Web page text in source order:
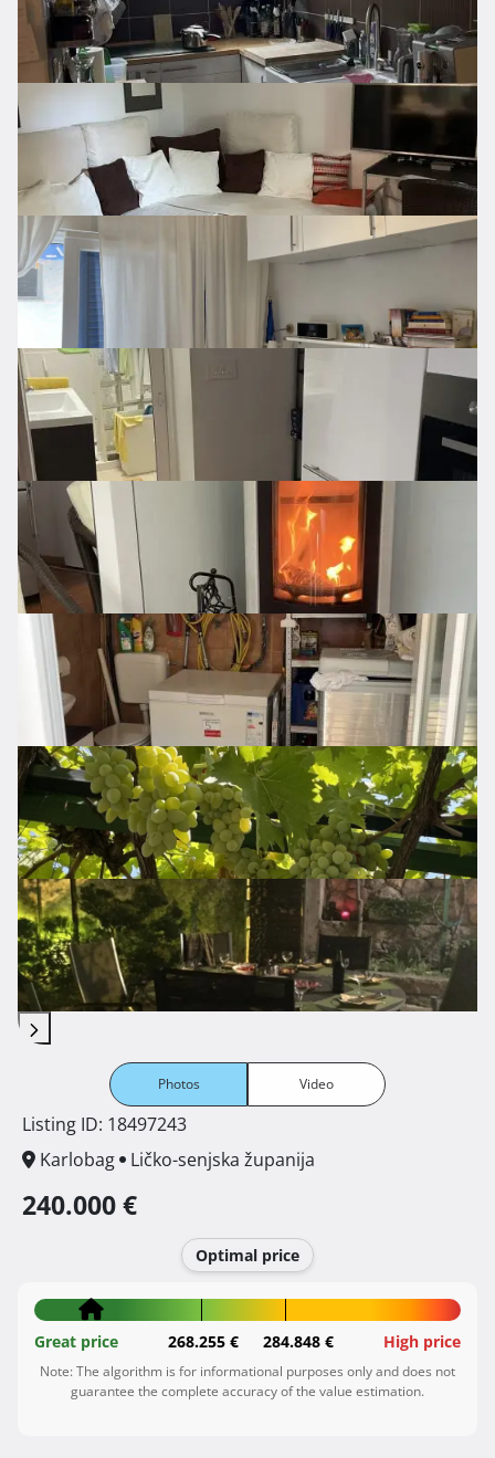
Photos Video
Listing ID: 18497243
Karlobag
Ličko-senjska županija
240.000 €
Optimal price
Great price 268.255 € 284.848 € High price
Note: The algorithm is for informational purposes only and does not
guarantee the complete accuracy of the value estimation.